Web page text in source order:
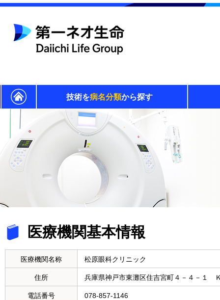
技術を病名分類から探す
医療機関基本情報
医療機関名称 松原眼科クリニック
住所 兵庫県神戸市東灘区住吉宮町４－４－１
電話番号 078-857-1146